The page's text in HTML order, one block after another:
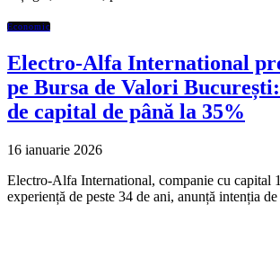
Economic
Electro-Alfa International
pe Bursa de Valori
de capital de până la 35%
16 ianuarie 2026
Electro-Alfa International, companie cu capital
experiență de peste 34 de ani, anunță intenția